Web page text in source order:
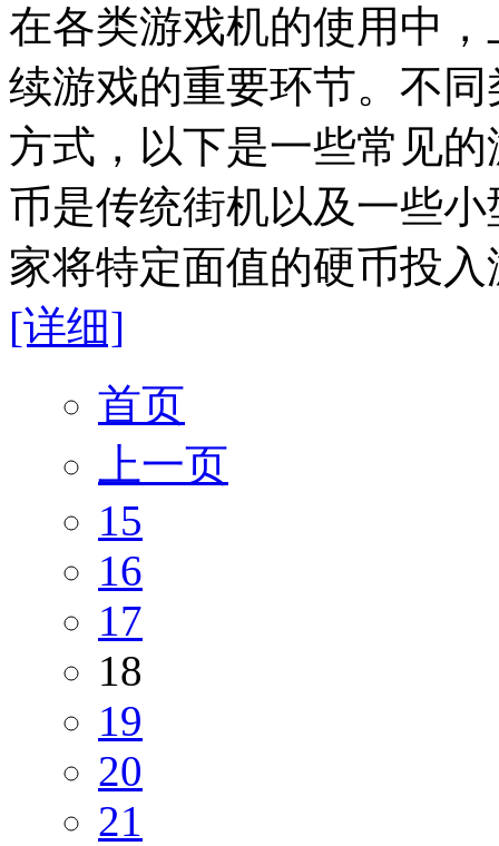
在各类游戏机的使用中
续游戏的重要环节。不
方式，以下是一些常见
币是传统街机以及一些
家将特定面值的硬币投
[详细]
首页
上一页
15
16
17
18
19
20
21